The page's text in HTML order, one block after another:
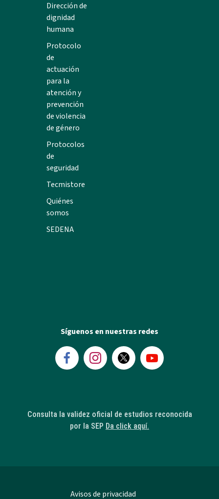
Dirección de
dignidad
humana
Protocolo
de
actuación
para la
atención y
prevención
de violencia
de género
Protocolos
de
seguridad
Tecmistore
Quiénes
somos
SEDENA
Síguenos en nuestras redes
Consulta la validez oficial de estudios reconocida
por la SEP Da click aquí.
Avisos de privacidad